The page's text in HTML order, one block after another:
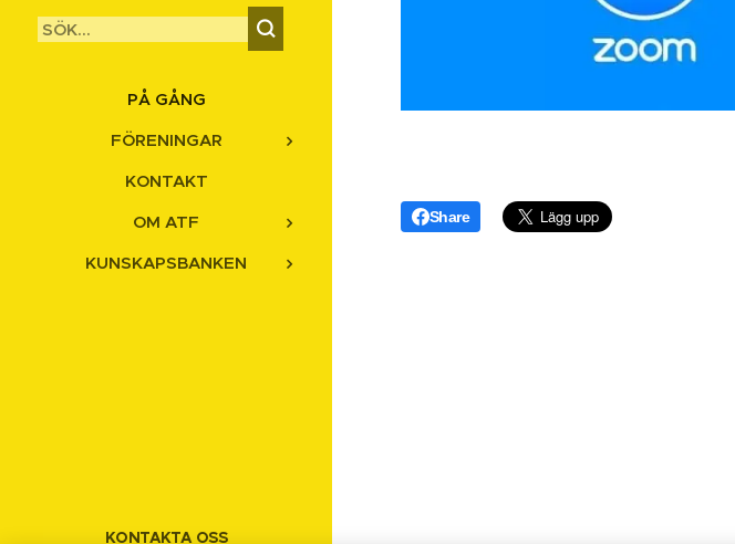
PÅ GÅNG
FÖRENINGAR
KONTAKT
OM ATF
KUNSKAPSBANKEN
Share
KONTAKTA OSS